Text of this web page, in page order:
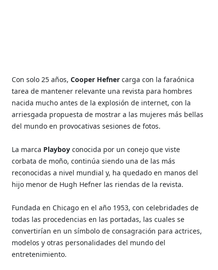
Con solo 25 años,Cooper Hefner carga con la faraónica
tarea de mantener relevante una revista para hombres
nacida mucho antes de la explosión de internet, con la
arriesgada propuesta de mostrar a las mujeres más bellas
del mundo en provocativas sesiones de fotos.
La marca Playboy conocida por un conejo que viste
corbata de moño, continúa siendo una de las más
reconocidas a nivel mundial y, ha quedado en manos del
hijo menor de Hugh Hefner las riendas de la revista.
Fundada en Chicago en el año 1953, con celebridades de
todas las procedencias en las portadas, las cuales se
convertirían en un símbolo de consagración para actrices,
modelos y otras personalidades del mundo del
entretenimiento.